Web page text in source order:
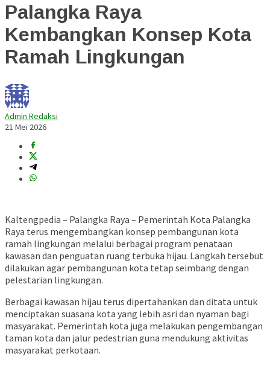
Palangka Raya
Kembangkan Konsep Kota
Ramah Lingkungan
Admin Redaksi
21 Mei 2026
Kaltengpedia – Palangka Raya – Pemerintah Kota Palangka
Raya terus mengembangkan konsep pembangunan kota
ramah lingkungan melalui berbagai program penataan
kawasan dan penguatan ruang terbuka hijau. Langkah tersebut
dilakukan agar pembangunan kota tetap seimbang dengan
pelestarian lingkungan.
Berbagai kawasan hijau terus dipertahankan dan ditata untuk
menciptakan suasana kota yang lebih asri dan nyaman bagi
masyarakat. Pemerintah kota juga melakukan pengembangan
taman kota dan jalur pedestrian guna mendukung aktivitas
masyarakat perkotaan.